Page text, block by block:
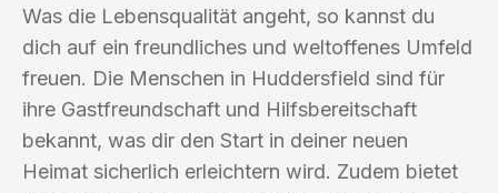
Was die Lebensqualität angeht, so kannst du
dich auf ein freundliches und weltoffenes Umfeld
freuen. Die Menschen in Huddersfield sind für
ihre Gastfreundschaft und Hilfsbereitschaft
bekannt, was dir den Start in deiner neuen
Heimat sicherlich erleichtern wird. Zudem bietet